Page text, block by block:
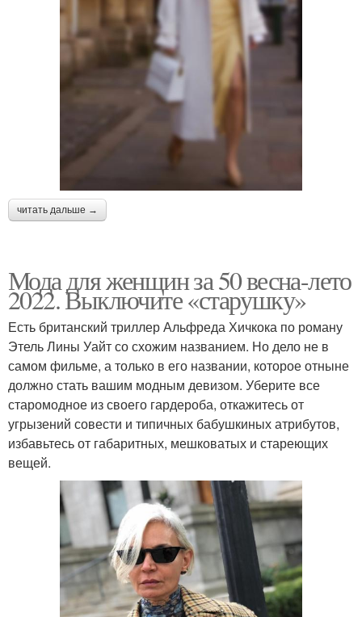
читать дальше →
Мода для женщин за 50 весна-лето
2022. Выключите «старушку»
Есть британский триллер Альфреда Хичкока по роману
Этель Лины Уайт со схожим названием. Но дело не в
самом фильме, а только в его названии, которое отныне
должно стать вашим модным девизом. Уберите все
старомодное из своего гардероба, откажитесь от
угрызений совести и типичных бабушкиных атрибутов,
избавьтесь от габаритных, мешковатых и стареющих
вещей.